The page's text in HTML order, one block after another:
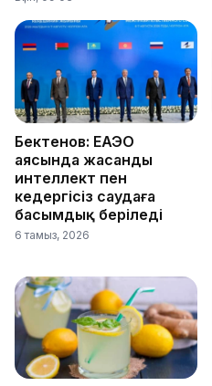
Бектенов: ЕАЭО
аясында жасанды
интеллект пен
кедергісіз саудаға
басымдық беріледі
6 тамыз, 2026